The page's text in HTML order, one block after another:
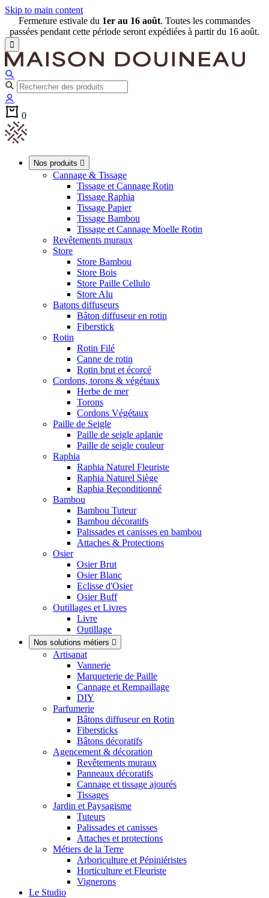
Skip to main content
Fermeture estivale du 1er au 16 août. Toutes les commandes
passées pendant cette période seront expédiées à partir du 16 août.

0
Nos produits 
Cannage & Tissage
Tissage et Cannage Rotin
Tissage Raphia
Tissage Papier
Tissage Bambou
Tissage et Cannage Moelle Rotin
Revêtements muraux
Store
Store Bambou
Store Bois
Store Paille Cellulo
Store Alu
Batons diffuseurs
Bâton diffuseur en rotin
Fiberstick
Rotin
Rotin Filé
Canne de rotin
Rotin brut et écorcé
Cordons, torons & végétaux
Herbe de mer
Torons
Cordons Végétaux
Paille de Seigle
Paille de seigle aplanie
Paille de seigle couleur
Raphia
Raphia Naturel Fleuriste
Raphia Naturel Siège
Raphia Reconditionné
Bambou
Bambou Tuteur
Bambou décoratifs
Palissades et canisses en bambou
Attaches & Protections
Osier
Osier Brut
Osier Blanc
Eclisse d'Osier
Osier Buff
Outillages et Livres
Livre
Outillage
Nos solutions métiers 
Artisanat
Vannerie
Marqueterie de Paille
Cannage et Rempaillage
DIY
Parfumerie
Bâtons diffuseur en Rotin
Fibersticks
Bâtons décoratifs
Agencement & décoration
Revêtements muraux
Panneaux décoratifs
Cannage et tissage ajourés
Tissages
Jardin et Paysagisme
Tuteurs
Palissades et canisses
Attaches et protections
Métiers de la Terre
Arboriculture et Pépiniéristes
Horticulture et Fleuriste
Vignerons
Le Studio